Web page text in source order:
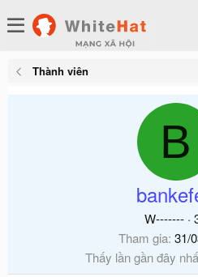
Thành viên
B
W------- ·
Tham gia 31/
Thấy lần gần đây